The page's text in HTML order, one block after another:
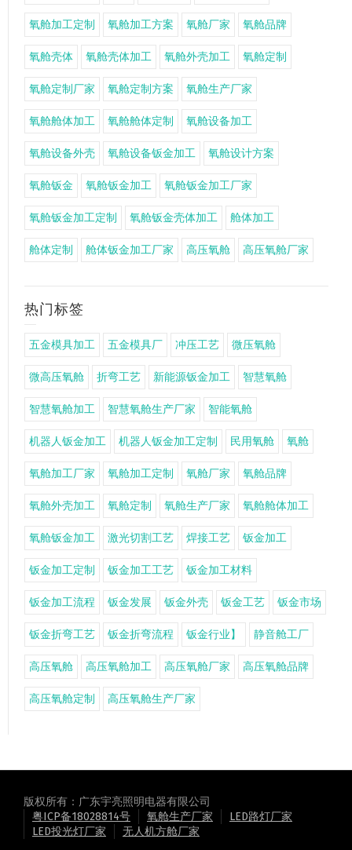
氧舱加工定制 氧舱加工方案 氧舱厂家 氧舱品牌
氧舱壳体 氧舱壳体加工 氧舱外壳加工 氧舱定制
氧舱定制厂家 氧舱定制方案 氧舱生产厂家
氧舱舱体加工 氧舱舱体定制 氧舱设备加工
氧舱设备外壳 氧舱设备钣金加工 氧舱设计方案
氧舱钣金 氧舱钣金加工 氧舱钣金加工厂家
氧舱钣金加工定制 氧舱钣金壳体加工 舱体加工
舱体定制 舱体钣金加工厂家 高压氧舱 高压氧舱厂家
热门标签
五金模具加工 五金模具厂 冲压工艺 微压氧舱
微高压氧舱 折弯工艺 新能源钣金加工 智慧氧舱
智慧氧舱加工 智慧氧舱生产厂家 智能氧舱
机器人钣金加工 机器人钣金加工定制 民用氧舱 氧舱
氧舱加工厂家 氧舱加工定制 氧舱厂家 氧舱品牌
氧舱外壳加工 氧舱定制 氧舱生产厂家 氧舱舱体加工
氧舱钣金加工 激光切割工艺 焊接工艺 钣金加工
钣金加工定制 钣金加工工艺 钣金加工材料
钣金加工流程 钣金发展 钣金外壳 钣金工艺 钣金市场
钣金折弯工艺 钣金折弯流程 钣金行业】 静音舱工厂
高压氧舱 高压氧舱加工 高压氧舱厂家 高压氧舱品牌
高压氧舱定制 高压氧舱生产厂家
版权所有：广东宇亮照明电器有限公司
粤ICP备18028814号
氧舱生产厂家
LED路灯厂家
LED投光灯厂家
无人机方舱厂家